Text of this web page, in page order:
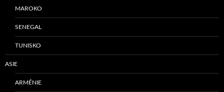
MAROKO
SENEGAL
TUNISKO
ASIE
ARMÉNIE